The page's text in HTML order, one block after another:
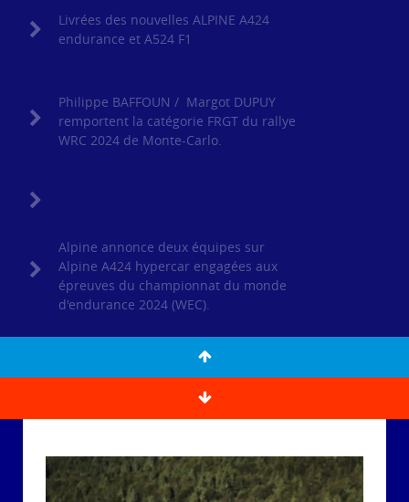
Livrées des nouvelles ALPINE A424
endurance et A524 F1
Philippe BAFFOUN / Margot DUPUY
remportent la catégorie FRGT du rallye
WRC 2024 de Monte-Carlo.
Alpine annonce deux équipes sur
Alpine A424 hypercar engagées aux
épreuves du championnat du monde
d'endurance 2024 (WEC).